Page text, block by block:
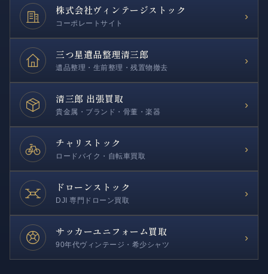
株式会社ヴィンテージストック
コーポレートサイト
›
三つ星遺品整理清三郎
遺品整理・生前整理・残置物撤去
›
清三郎 出張買取
貴金属・ブランド・骨董・楽器
›
チャリストック
ロードバイク・自転車買取
›
ドローンストック
DJI 専門ドローン買取
›
サッカーユニフォーム買取
90年代ヴィンテージ・希少シャツ
›